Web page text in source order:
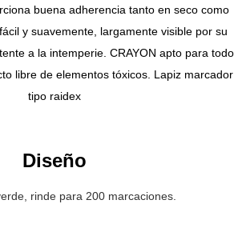
buena adherencia tanto en seco como
y suavemente, largamente visible por su
a la intemperie. CRAYON apto para todo
libre de elementos tóxicos. Lapiz marcador
tipo raidex
Diseño
rinde para 200 marcaciones.